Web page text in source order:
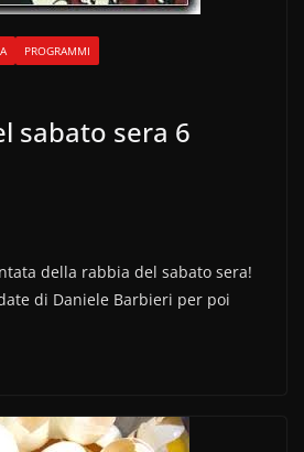
PROGRAMMI
sabato sera 6
della rabbia del sabato sera!
di Daniele Barbieri per poi